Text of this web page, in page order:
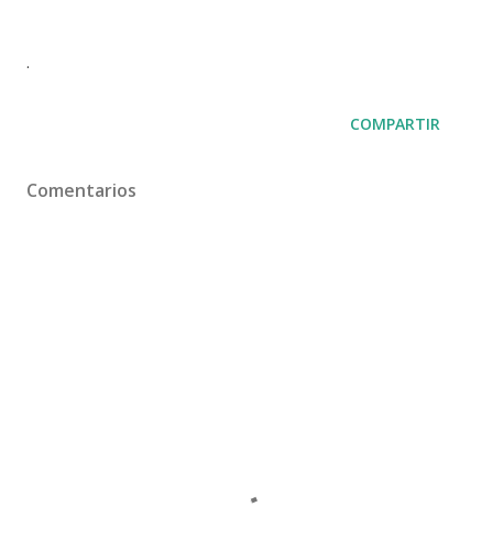
.
COMPARTIR
Comentarios